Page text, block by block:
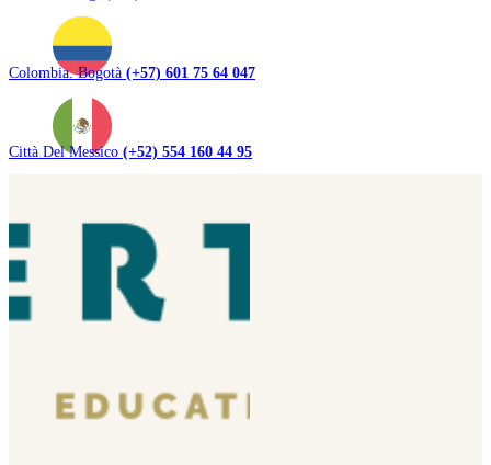
Colombia. Bogotà (+57) 601 75 64 047
Città Del Messico (+52) 554 160 44 95